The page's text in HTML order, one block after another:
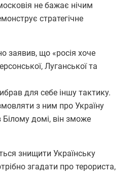
не бажає нічим
стратегічне
заявив, що «росія хоче
Луганської та
для себе іншу тактику.
з ним про Україну
домі, він зможе
знищити Українську
згадати про терориста,